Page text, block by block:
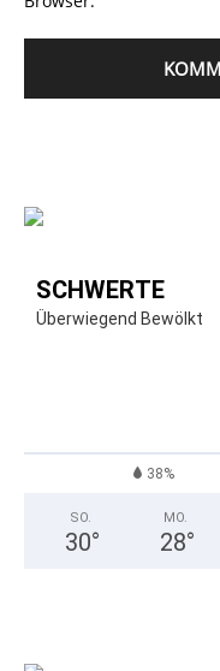
SCHWERTE
Überwiegend Bewölkt
38%
SO.
30°
MO.
28°